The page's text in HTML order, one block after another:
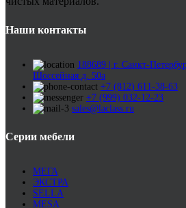
Наши контакты
188689 | г. Санкт-
Шоссейная д. 50а
+7 (812) 611-38-63
+7 (999) 032-12-23
sales@laclass.ru
Серии мебели
МЕГА
ЭКСТРА
SELLA
MESA